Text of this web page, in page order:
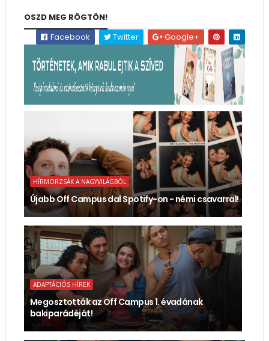
OSZD MEG RÖGTÖN!
Facebook
Twitter Google+
HÍRMORZSÁK A NAGYVILÁGBÓL
Újabb Off Campus dal Spotify-on - némi csavarral!
ADAPTÁCIÓS HÍREK
Megosztották az Off Campus 1. évadának
bakiparádéját!